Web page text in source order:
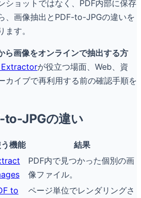
ショットではなく、PDF内部に保存
、画像抽出とPDF-to-JPGの違いを
す。
ら画像をオンラインで抽出する方
Extractorが役立つ場面、Web、資
カイブで再利用する前の確認手順を
to-JPGの違い
機能
結果
PDF内で見つかった個別の画
像ファイル。
to
ページ単位でレンダリングさ